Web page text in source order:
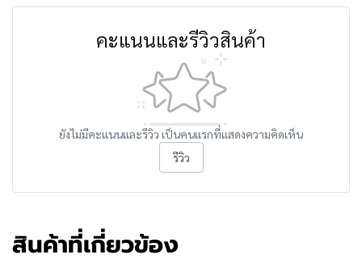
คะแนนและรีวิวสินค้า
ยังไม่มีคะแนนและรีวิว เป็นคนแรกที่แสดงความคิดเห็น
รีวิว
สินค้าที่เกี่ยวข้อง